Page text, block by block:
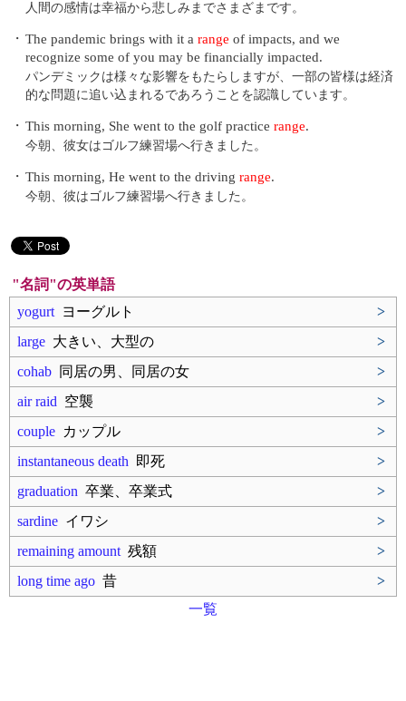
人間の感情は幸福から悲しみまでさまざまです。
・ The pandemic brings with it a range of impacts, and we
recognize some of you may be financially impacted.
パンデミックは様々な影響をもたらしますが、一部の皆様は経済
的な問題に追い込まれるであろうことを認識しています。
・ This morning, She went to the golf practice range.
今朝、彼女はゴルフ練習場へ行きました。
・ This morning, He went to the driving range.
今朝、彼はゴルフ練習場へ行きました。
"名詞"の英単語
yogurt ヨーグルト
>
large 大きい、大型の
>
cohab 同居の男、同居の女
>
air raid 空襲
>
couple カップル
>
instantaneous death 即死
>
graduation 卒業、卒業式
>
sardine イワシ
>
remaining amount 残額
>
long time ago 昔
>
一覧